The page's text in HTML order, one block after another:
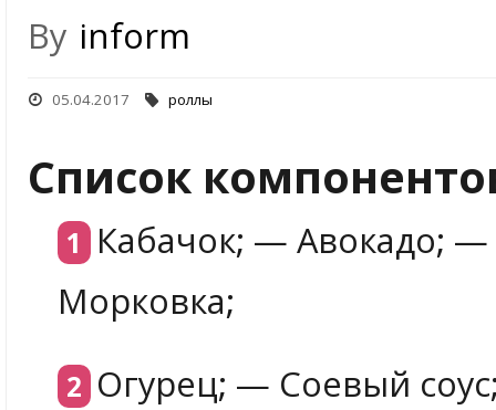
By inform
05.04.2017 роллы
Список
Кабачок; — Авокадо; —
Морковка;
Огурец; — Соевый